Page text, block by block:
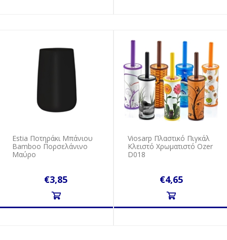
Estia Ποτηράκι Μπάνιου
Bamboo Πορσελάνινο
Μαύρο
€3,85
Viosarp Πλαστικό Πιγκάλ
Κλειστό Χρωματιστό Ozer
D018
€4,65